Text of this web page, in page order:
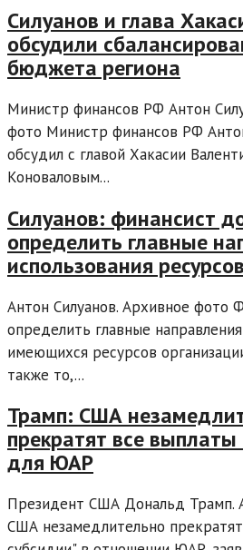
Силуанов и глава
обсудили
бюджета региона
Министр финансов РФ Антон
фото Министр финансов РФ
обсудил с главой Хакасии
Коноваловым...
Силуанов: финансист
определить главные
использования ресурсов
Антон Силуанов. Архивное фото
определить главные
имеющихся ресурсов
также то,...
Трамп: США
прекратят все выплаты
для ЮАР
Президент США Дональд Трамп.
США незамедлительно